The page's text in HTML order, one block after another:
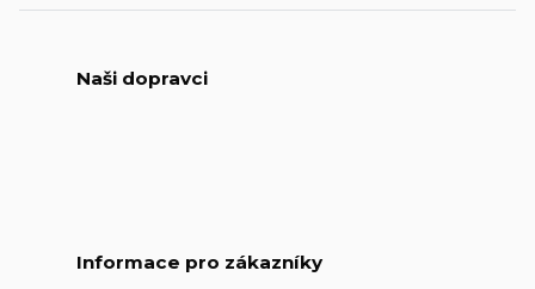
Naši dopravci
Informace pro zákazníky